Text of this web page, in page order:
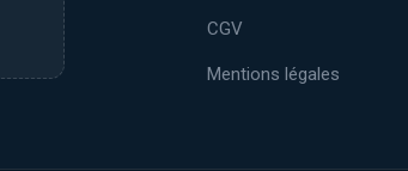
CGV
Mentions légales